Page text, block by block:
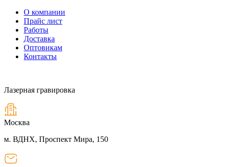
О компании
Прайс лист
Работы
Доставка
Оптовикам
Контакты
Лазерная гравировка
Москва
м. ВДНХ, Проспект Мира, 150